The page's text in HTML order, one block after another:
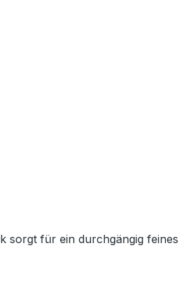
sorgt für ein durchgängig feines